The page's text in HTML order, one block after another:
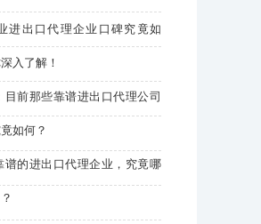
进出口代理企业口碑究竟如
入了解！
目前那些靠谱进出口代理公司
如何？
谱的进出口代理企业，究竟哪